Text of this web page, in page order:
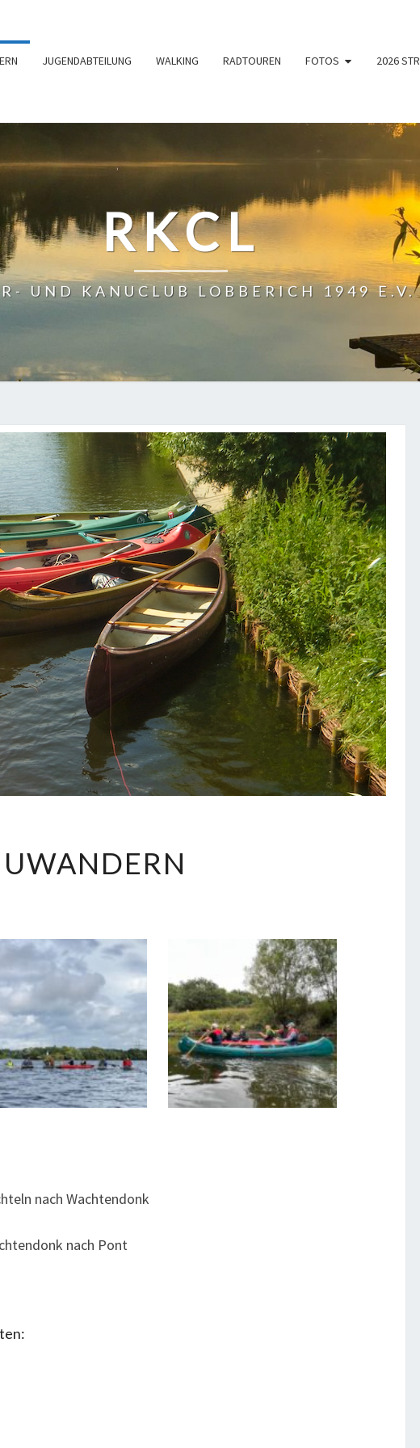
JUGENDABTEILUNG WALKING RADTOUREN FOTOS 2026
RKCL
UND KANUCLUB LOBBERICH 1949 E.V.
nach Wachtendonk
nach Pont